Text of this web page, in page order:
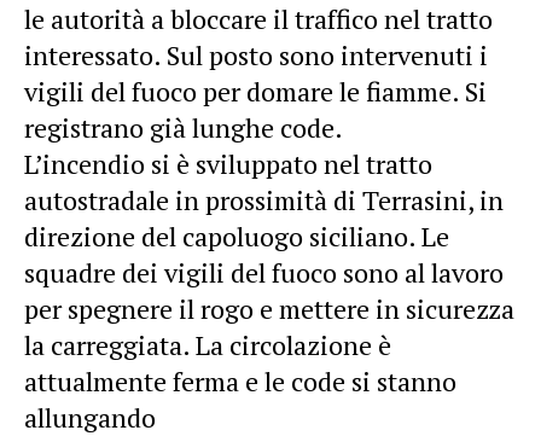
le autorità a bloccare il traffico nel tratto
interessato. Sul posto sono intervenuti i
vigili del fuoco per domare le fiamme. Si
registrano già lunghe code.
L’incendio si è sviluppato nel tratto
autostradale in prossimità di Terrasini, in
direzione del capoluogo siciliano. Le
squadre dei vigili del fuoco sono al lavoro
per spegnere il rogo e mettere in sicurezza
la carreggiata. La circolazione è
attualmente ferma e le code si stanno
allungando